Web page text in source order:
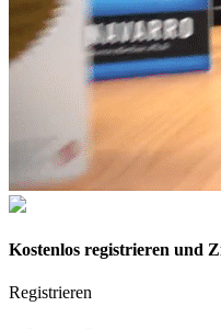
Kostenlos registrieren und
Registrieren